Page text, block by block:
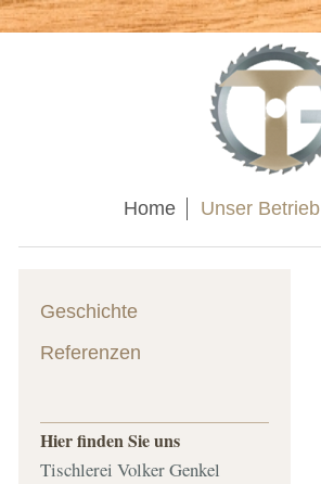
Home Unser Betrieb
Geschichte
Referenzen
Hier finden Sie uns
Tischlerei Volker Genkel